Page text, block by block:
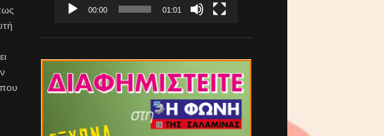
00:00 01:01